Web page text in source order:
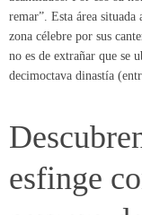
esfinge
de
arqueólogos descubrió